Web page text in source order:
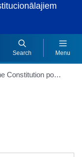
Search Menu
Traité établissant une Constitution pour l'Europe